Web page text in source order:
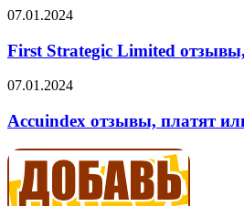
нет?
First
Limited
отзывы,
платят
нет?
07.01.2024
First Strategic Limited
Accuindex
платят
или
нет?
07.01.2024
Accuindex отзывы, платят